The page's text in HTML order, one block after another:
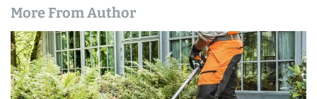
More From Author